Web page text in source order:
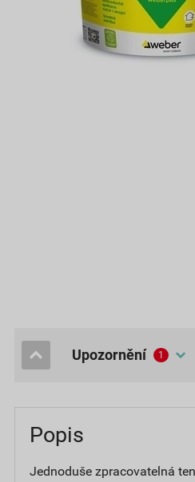
upozornění 1
Popis
Jednoduše zpracovatelná